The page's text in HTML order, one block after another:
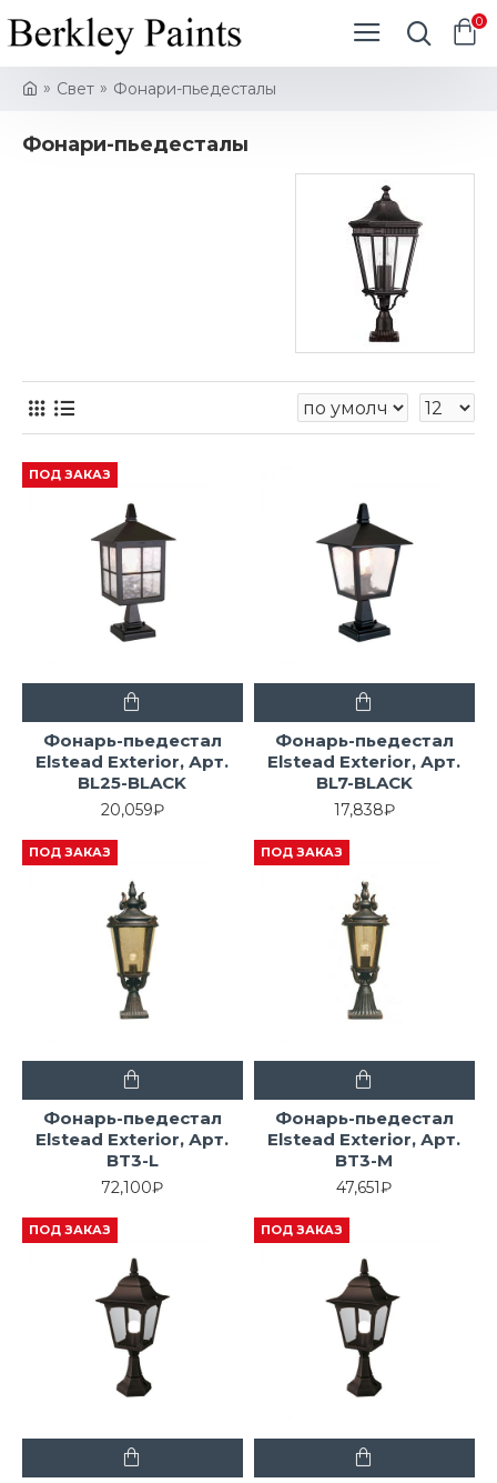
0
Свет Фонари-пьедесталы
Фонари-пьедесталы
ПОД ЗАКАЗ
Фонарь-пьедестал
Elstead Exterior, Арт.
BL25-BLACK
20,059₽
Фонарь-пьедестал
Elstead Exterior, Арт.
BL7-BLACK
17,838₽
ПОД ЗАКАЗ
Фонарь-пьедестал
Elstead Exterior, Арт.
BT3-L
72,100₽
ПОД ЗАКАЗ
Фонарь-пьедестал
Elstead Exterior, Арт.
BT3-M
47,651₽
ПОД ЗАКАЗ ПОД ЗАКАЗ